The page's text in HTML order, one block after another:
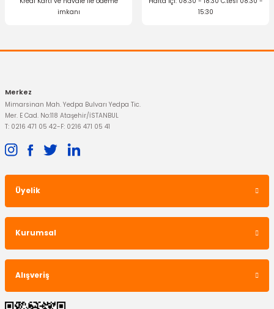
Debriyaj Rulmanı Bilyası Ranger 2006-2012
399,00 TL
imkanı
15:30
Merkez
Mimarsinan Mah. Yedpa Bulvarı Yedpa Tic.
Mer. E Cad. No:118 Ataşehir/İSTANBUL
T: 0216 471 05 42-F: 0216 471 05 41
Üyelik
Kurumsal
Alışveriş